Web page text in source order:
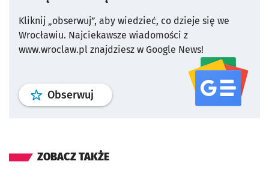
Kliknij „obserwuj”, aby wiedzieć, co dzieje się we
Wrocławiu. Najciekawsze wiadomości z
www.wroclaw.pl znajdziesz w Google News!
Obserwuj profil serwisu
ZOBACZ TAKŻE